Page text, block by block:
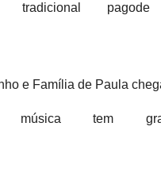
tradicional
e Família de Paula
tem